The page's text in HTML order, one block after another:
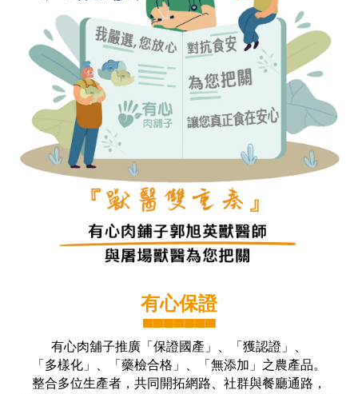
有心保證
▀▀▀▀▀▀▀
有心肉舖子推廣「保證國產」、「獲認證」、
「多樣化」、「藥檢合格」、「無添加」之農產品。
整合多位生產者，共同開拓網路、社群與餐廳通路，